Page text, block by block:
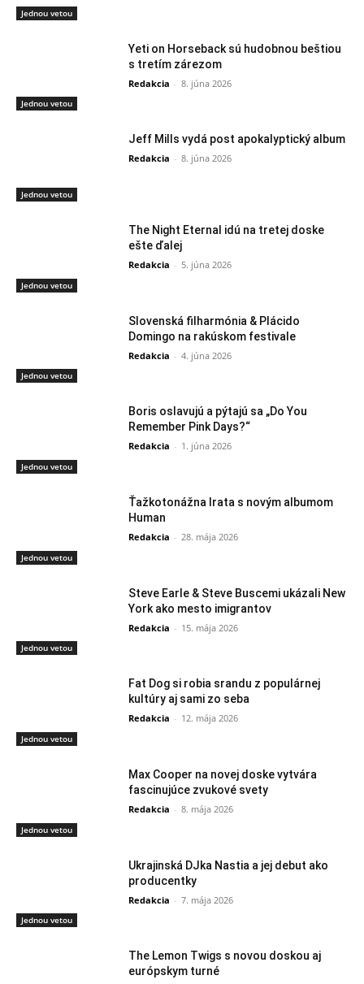
Jednou vetou
Jednou vetou
Yeti on Horseback sú hudobnou beštiou
s tretím zárezom
Redakcia - 8. júna 2026
Jednou vetou
Jeff Mills vydá post apokalyptický album
Redakcia - 8. júna 2026
Jednou vetou
The Night Eternal idú na tretej doske
ešte ďalej
Redakcia - 5. júna 2026
Jednou vetou
Slovenská filharmónia & Plácido
Domingo na rakúskom festivale
Redakcia - 4. júna 2026
Jednou vetou
Boris oslavujú a pýtajú sa „Do You
Remember Pink Days?“
Redakcia - 1. júna 2026
Jednou vetou
Ťažkotonážna Irata s novým albumom
Human
Redakcia - 28. mája 2026
Jednou vetou
Steve Earle & Steve Buscemi ukázali New
York ako mesto imigrantov
Redakcia - 15. mája 2026
Jednou vetou
Fat Dog si robia srandu z populárnej
kultúry aj sami zo seba
Redakcia - 12. mája 2026
Jednou vetou
Max Cooper na novej doske vytvára
fascinujúce zvukové svety
Redakcia - 8. mája 2026
Jednou vetou
Ukrajinská DJka Nastia a jej debut ako
producentky
Redakcia - 7. mája 2026
The Lemon Twigs s novou doskou aj
európskym turné